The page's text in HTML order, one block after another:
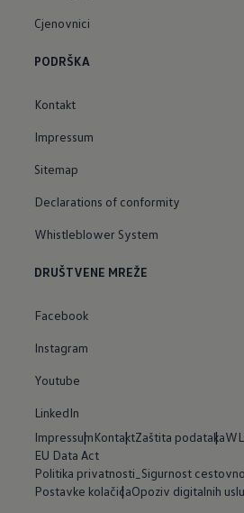
Cjenovnici
PODRŠKA
Kontakt
Impressum
Sitemap
Declarations of conformity
Whistleblower System
DRUŠTVENE MREŽE
Facebook
Instagram
Youtube
LinkedIn
ImpressumKontaktZaštita podataka
EU Data Act
Politika privatnosti_Sigurnost
Postavke kolačićaOpoziv digitalnih